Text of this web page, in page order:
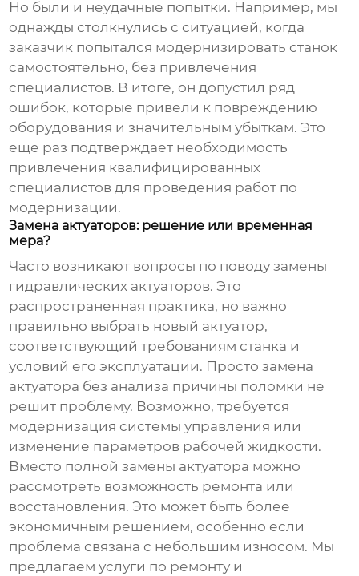
Но были и неудачные попытки. Например, мы
однажды столкнулись с ситуацией, когда
заказчик попытался модернизировать станок
самостоятельно, без привлечения
специалистов. В итоге, он допустил ряд
ошибок, которые привели к повреждению
оборудования и значительным убыткам. Это
еще раз подтверждает необходимость
привлечения квалифицированных
специалистов для проведения работ по
модернизации.
Замена актуаторов: решение или временная
мера?
Часто возникают вопросы по поводу замены
гидравлических актуаторов. Это
распространенная практика, но важно
правильно выбрать новый актуатор,
соответствующий требованиям станка и
условий его эксплуатации. Просто замена
актуатора без анализа причины поломки не
решит проблему. Возможно, требуется
модернизация системы управления или
изменение параметров рабочей жидкости.
Вместо полной замены актуатора можно
рассмотреть возможность ремонта или
восстановления. Это может быть более
экономичным решением, особенно если
проблема связана с небольшим износом. Мы
предлагаем услуги по ремонту и